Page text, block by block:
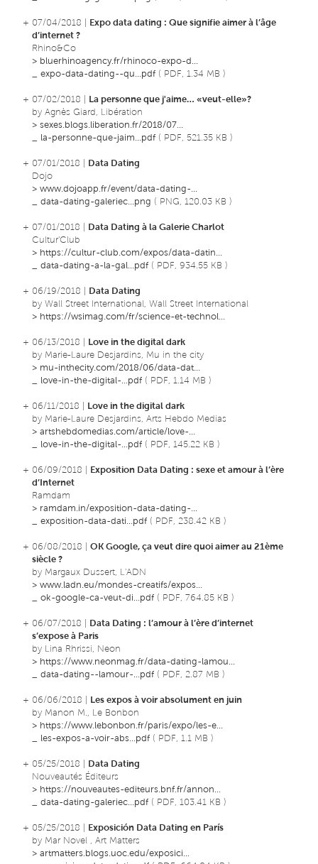
+ 07/04/2018 |
Expo data dating : Que signifie aimer à l’âge
d’internet ?
Rhino&Co
> bluerhinoagency.fr/rhinoco-expo-d...
expo-data-dating--qu...pdf ( PDF, 1.34 MB )
+ 07/02/2018 |
La personne que j'aime… «veut-elle»?
by Agnès Giard, Libération
> sexes.blogs.liberation.fr/2018/07...
la-personne-que-jaim...pdf ( PDF, 521.35 KB )
+ 07/01/2018 |
Data Dating
Dojo
> www.dojoapp.fr/event/data-dating-...
data-dating-galeriec...png ( PNG, 120.03 KB )
+ 07/01/2018 |
Data Dating à la Galerie Charlot
Cultur'Club
> https://cultur-club.com/expos/data-datin...
data-dating-a-la-gal...pdf ( PDF, 934.55 KB )
+ 06/19/2018 |
Data Dating
by Wall Street International, Wall Street International
> https://wsimag.com/fr/science-et-technol...
+ 06/13/2018 |
Love in the digital dark
by Marie-Laure Desjardins, Mu in the city
> mu-inthecity.com/2018/06/data-dat...
love-in-the-digital-...pdf ( PDF, 1.14 MB )
+ 06/11/2018 |
Love in the digital dark
by Marie-Laure Desjardins, Arts Hebdo Medias
> artshebdomedias.com/article/love-...
love-in-the-digital-...pdf ( PDF, 145.22 KB )
+ 06/09/2018 |
Exposition Data Dating : sexe et amour à l’ère
d’Internet
Ramdam
> ramdam.in/exposition-data-dating-...
exposition-data-dati...pdf ( PDF, 238.42 KB )
+ 06/08/2018 | OK Google, ça veut dire quoi aimer au 21ème
siècle ?
by Margaux Dussert, L'ADN
> www.ladn.eu/mondes-creatifs/expos...
ok-google-ca-veut-di...pdf ( PDF, 764.85 KB )
+ 06/07/2018 |
Data Dating : l’amour à l’ère d’internet
s’expose à Paris
by Lina Rhrissi, Neon
> https://www.neonmag.fr/data-dating-lamou...
data-dating--lamour-...pdf ( PDF, 2.87 MB )
+ 06/06/2018 |
Les expos à voir absolument en juin
by Manon M., Le Bonbon
> https://www.lebonbon.fr/paris/expo/les-e...
les-expos-a-voir-abs...pdf ( PDF, 1.1 MB )
+ 05/25/2018 |
Data Dating
Nouveautés Éditeurs
> https://nouveautes-editeurs.bnf.fr/annon...
data-dating-galeriec...pdf ( PDF, 103.41 KB )
+ 05/25/2018 |
Exposición Data Dating en París
by Mar Novel , Art Matters
> artmatters.blogs.uoc.edu/exposici...